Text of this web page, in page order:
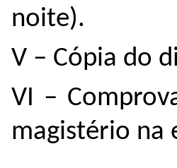
noite).
V – Cópia do
VI –
magistério na